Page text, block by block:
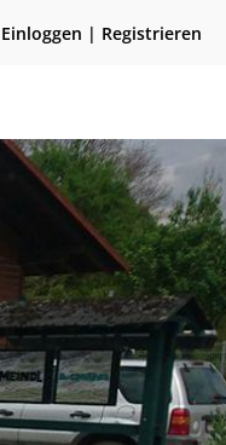
Einloggen | Registrieren